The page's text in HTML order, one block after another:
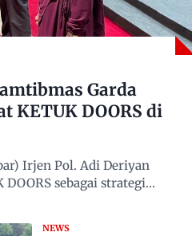
Garda
KETUK DOORS di
Irjen Pol. Adi Deriyan
sebagai strategi
NEWS